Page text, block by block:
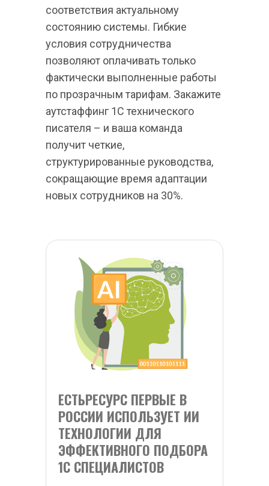
соответствия актуальному
состоянию системы. Гибкие
условия сотрудничества
позволяют оплачивать только
фактически выполненные работы
по прозрачным тарифам. Закажите
аутстаффинг 1С технического
писателя – и ваша команда
получит четкие,
структурированные руководства,
сокращающие время адаптации
новых сотрудников на 30%.
ЕСТЬРЕСУРС ПЕРВЫЕ В
РОССИИ ИСПОЛЬЗУЕТ ИИ
ТЕХНОЛОГИИ ДЛЯ
ЭФФЕКТИВНОГО ПОДБОРА
1С СПЕЦИАЛИСТОВ